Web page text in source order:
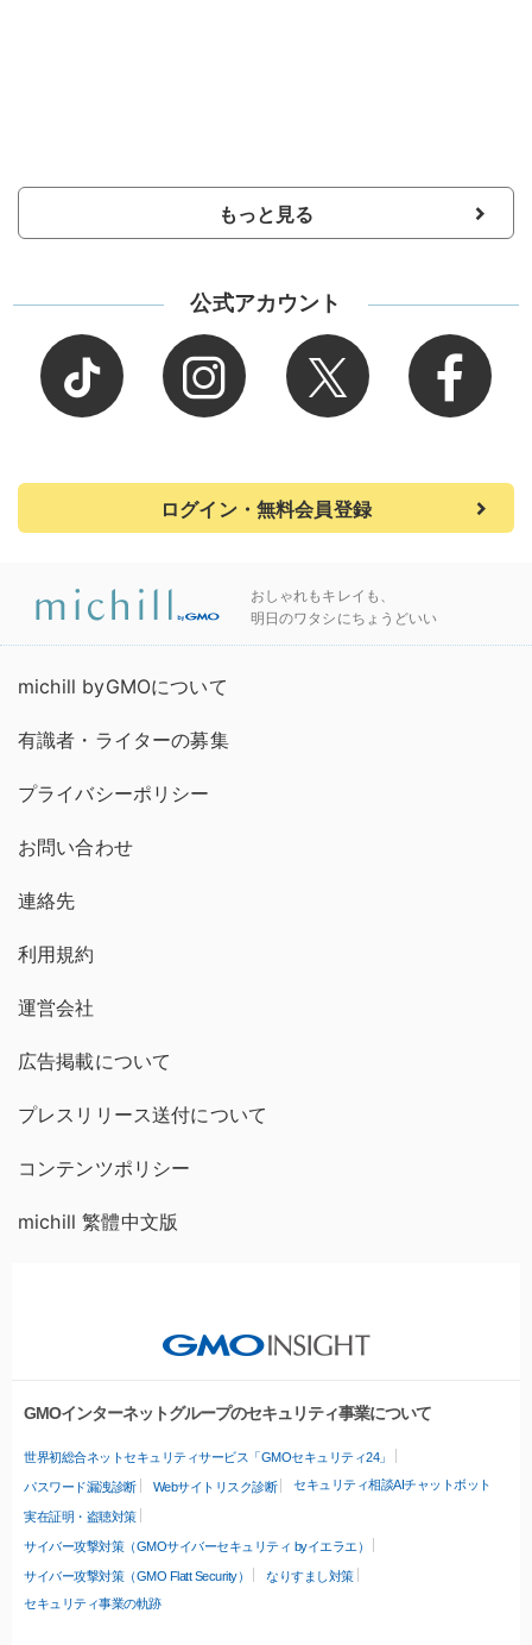
もっと見る
公式アカウント
ログイン・無料会員登録
おしゃれもキレイも、
明日のワタシにちょうどいい
michill byGMOについて
有識者・ライターの募集
プライバシーポリシー
お問い合わせ
連絡先
利用規約
運営会社
広告掲載について
プレスリリース送付について
コンテンツポリシー
michill 繁體中文版
GMOインターネットグループのセキュリティ事業について
世界初総合ネットセキュリティサービス「GMOセキュリティ24」
パスワード漏洩診断 Webサイトリスク診断 セキュリティ相談AIチャットボット
実在証明・盗聴対策
サイバー攻撃対策（GMOサイバーセキュリティ byイエラエ）
サイバー攻撃対策（GMO Flatt Security）
なりすまし対策
セキュリティ事業の軌跡